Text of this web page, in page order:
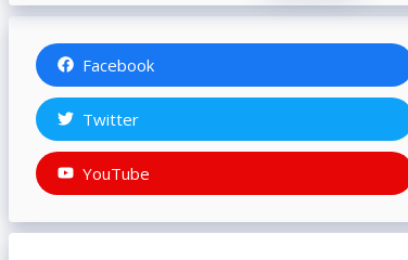
Facebook
Twitter
YouTube